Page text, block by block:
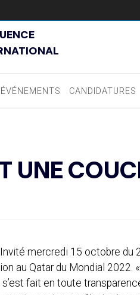
ÉVÉNEMENTS CANDIDATURES
UNE
mercredi 15 octobre du
au Qatar du Mondial 2022.
fait en toute